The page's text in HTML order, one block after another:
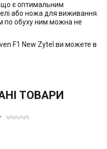
що є оптимальним
або ножа для виживання.
по обуху ним можна не
F1 New Zytel ви можете в
ТОВАРИ